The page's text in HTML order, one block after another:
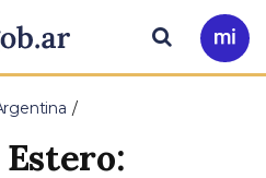
Ir
a
Buscar